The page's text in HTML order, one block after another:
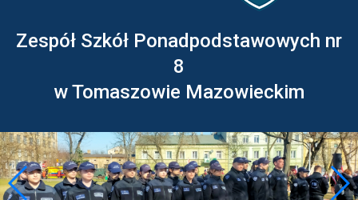
Zespół Szkół Ponadpodstawowych nr
8
w Tomaszowie Mazowieckim